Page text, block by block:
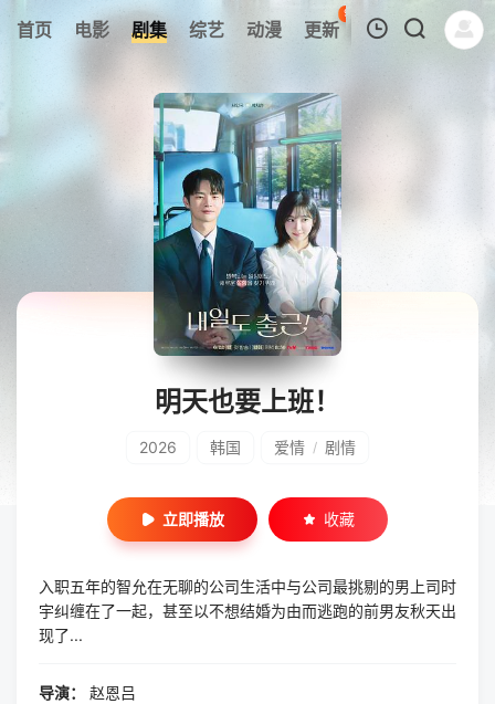
首页 电影 剧集 综艺 动漫 更新
95
热榜 APP
我的观影记录
暂无观看影片的记录
明天也要上班！
2026 韩国 爱情 / 剧情
立即播放 收藏
入职五年的智允在无聊的公司生活中与公司最挑剔的男上司时
宇纠缠在了一起，甚至以不想结婚为由而逃跑的前男友秋天出
现了...
导演：
赵恩吕